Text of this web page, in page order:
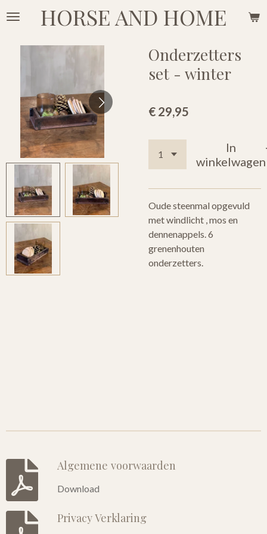
Ga
HORSE AND HOME
Onderzetters
set - winter
€ 29,95
In
winkelwagen
Oude steenmal opgevuld
met windlicht , mos en
dennenappels. 6
grenenhouten
onderzetters.
Algemene voorwaarden
Download
Privacy Verklaring